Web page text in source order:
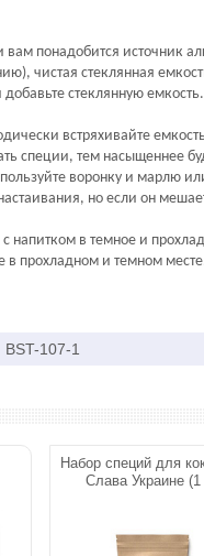
понадобится источник
чистая стеклянная
стеклянную
встряхивайте
специи, тем насыщеннее
воронку и марлю
но если он
напитком в темное и
в прохладном и темном
BST-107-1
Набор специй для
Слава Украине